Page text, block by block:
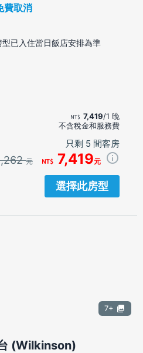
費取消
已入住當日飯店安排為準
7,419/1 晚
不含稅金和服務費
只剩 5 間客房
元 7,419元
選擇此房型
7+
(Wilkinson)